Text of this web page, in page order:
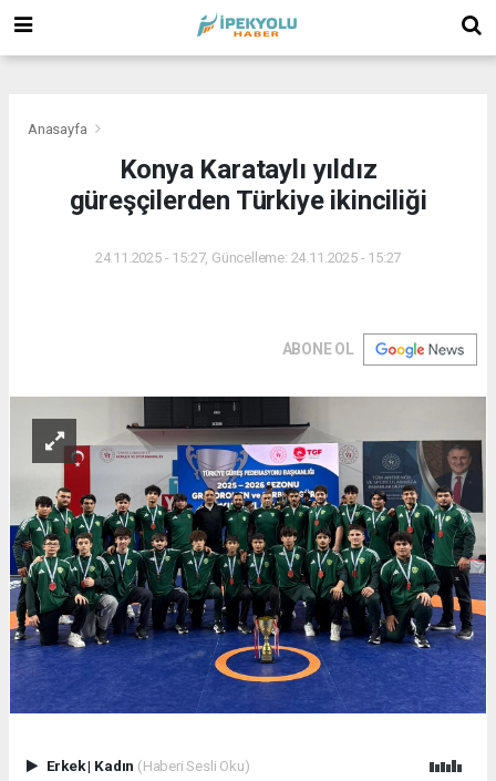
Anasayfa
Konya Karataylı yıldız
güreşçilerden Türkiye ikinciliği
24.11.2025 - 15:27, Güncelleme: 24.11.2025 - 15:27
ABONE OL
Erkek| Kadın (Haberi Sesli Oku)